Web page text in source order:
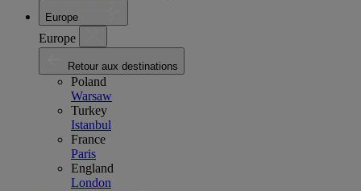
Europe
Europe
Retour aux destinations
Poland
Warsaw
Turkey
Istanbul
France
Paris
England
London